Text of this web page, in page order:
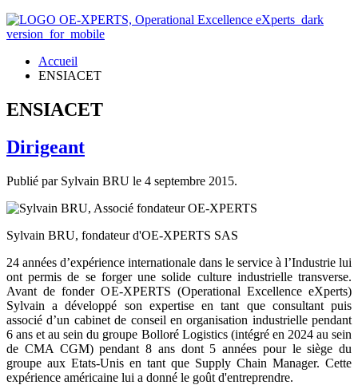
Accueil
ENSIACET
ENSIACET
Dirigeant
Publié par Sylvain BRU le 4 septembre 2015.
Sylvain BRU, fondateur d'OE-XPERTS SAS
24 années d’expérience internationale dans le service à l’Industrie lui
ont permis de se forger une solide culture industrielle transverse.
Avant de fonder OE-XPERTS (Operational Excellence eXperts)
Sylvain a développé son expertise en tant que consultant puis
associé d’un cabinet de conseil en organisation industrielle pendant
6 ans et au sein du groupe Bolloré Logistics (intégré en 2024 au sein
de CMA CGM) pendant 8 ans dont 5 années pour le siège du
groupe aux Etats-Unis en tant que Supply Chain Manager. Cette
expérience américaine lui a donné le goût d'entreprendre.